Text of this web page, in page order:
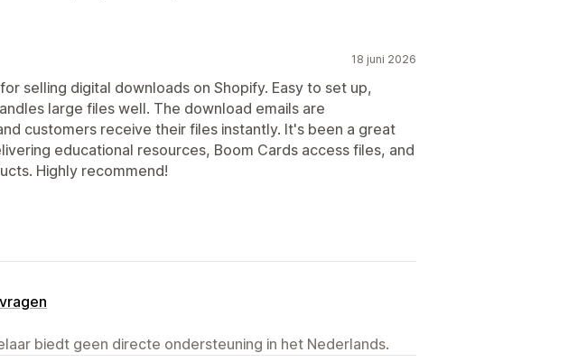
18 juni 2026
selling digital downloads on Shopify. Easy to set up,
large files well. The download emails are
customers receive their files instantly. It's been a great
educational resources, Boom Cards access files, and
Highly recommend!
biedt geen directe ondersteuning in het Nederlands.